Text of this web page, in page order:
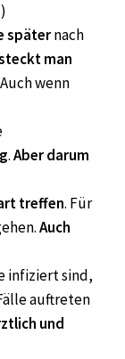
späternach
man
wenn
.Aber darum
treffen. Für
Auch
infiziert sind,
auftreten
und